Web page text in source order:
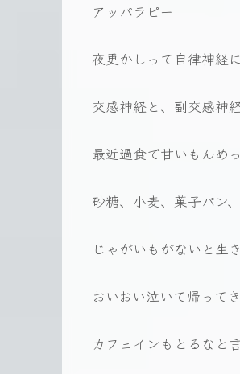
アッパラピー
夜更かしって自律神経
交感神経と、副交感神
最近過食で甘いもんめ
砂糖、小麦、菓子パン
じゃがいもがないと生
おいおい泣いて帰って
カフェインもとるなと